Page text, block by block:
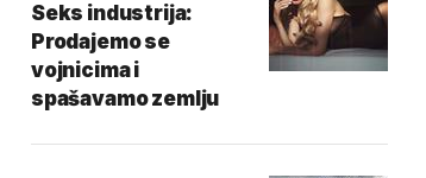
Seks industrija:
Prodajemo se
vojnicima i
spašavamo zemlju